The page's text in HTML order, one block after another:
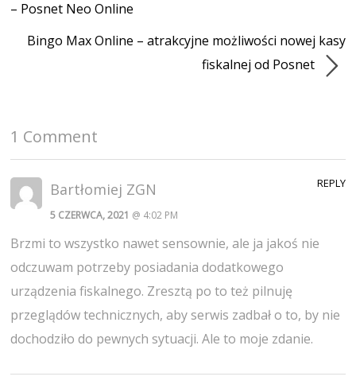
– Posnet Neo Online
Bingo Max Online – atrakcyjne możliwości nowej kasy
fiskalnej od Posnet
1 Comment
Bartłomiej ZGN
5 CZERWCA, 2021 @ 4:02 PM
Brzmi to wszystko nawet sensownie, ale ja jakoś nie
odczuwam potrzeby posiadania dodatkowego
urządzenia fiskalnego. Zresztą po to też pilnuję
przeglądów technicznych, aby serwis zadbał o to, by nie
dochodziło do pewnych sytuacji. Ale to moje zdanie.
REPLY